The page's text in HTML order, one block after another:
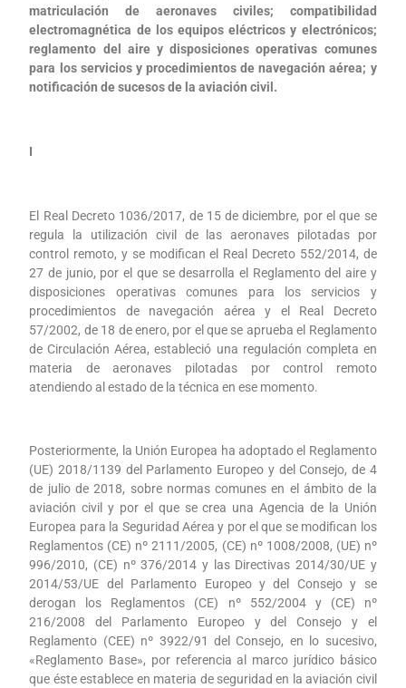
matriculación de aeronaves civiles; compatibilidad
electromagnética de los equipos eléctricos y electrónicos;
reglamento del aire y disposiciones operativas comunes
para los servicios y procedimientos de navegación aérea; y
notificación de sucesos de la aviación civil.
I
El Real Decreto 1036/2017, de 15 de diciembre, por el que se
regula la utilización civil de las aeronaves pilotadas por
control remoto, y se modifican el Real Decreto 552/2014, de
27 de junio, por el que se desarrolla el Reglamento del aire y
disposiciones operativas comunes para los servicios y
procedimientos de navegación aérea y el Real Decreto
57/2002, de 18 de enero, por el que se aprueba el Reglamento
de Circulación Aérea, estableció una regulación completa en
materia de aeronaves pilotadas por control remoto
atendiendo al estado de la técnica en ese momento.
Posteriormente, la Unión Europea ha adoptado el Reglamento
(UE) 2018/1139 del Parlamento Europeo y del Consejo, de 4
de julio de 2018, sobre normas comunes en el ámbito de la
aviación civil y por el que se crea una Agencia de la Unión
Europea para la Seguridad Aérea y por el que se modifican los
Reglamentos (CE) nº 2111/2005, (CE) nº 1008/2008, (UE) nº
996/2010, (CE) nº 376/2014 y las Directivas 2014/30/UE y
2014/53/UE del Parlamento Europeo y del Consejo y se
derogan los Reglamentos (CE) nº 552/2004 y (CE) nº
216/2008 del Parlamento Europeo y del Consejo y el
Reglamento (CEE) nº 3922/91 del Consejo, en lo sucesivo,
«Reglamento Base», por referencia al marco jurídico básico
que éste establece en materia de seguridad en la aviación civil